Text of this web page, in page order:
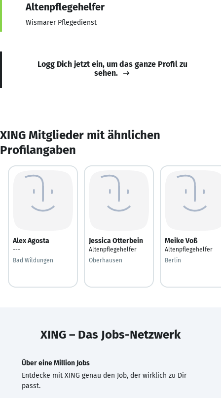
Altenpflegehelfer
Wismarer Pflegedienst
Logg Dich jetzt ein, um das ganze Profil zu
sehen.
XING Mitglieder mit ähnlichen
Profilangaben
Alex Agosta
---
Bad Wildungen
Jessica Otterbein
Altenpflegehelfer
Oberhausen
Meike Voß
Altenpflegehelfer
Berlin
XING – Das Jobs-Netzwerk
Über eine Million Jobs
Entdecke mit XING genau den Job, der wirklich zu Dir
passt.